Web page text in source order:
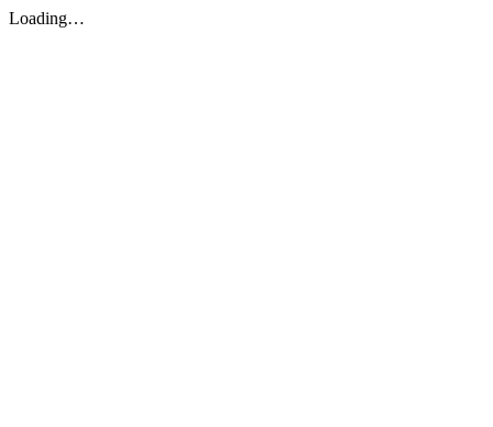
Loading…